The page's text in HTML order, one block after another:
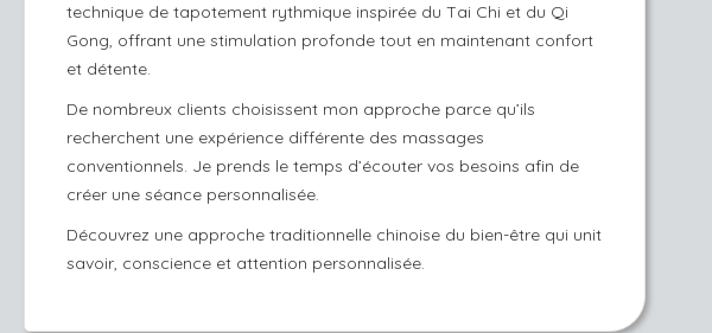
technique de tapotement rythmique inspirée du Tai Chi et du Qi
Gong, offrant une stimulation profonde tout en maintenant confort
et détente.
De nombreux clients choisissent mon approche parce qu’ils
recherchent une expérience différente des massages
conventionnels. Je prends le temps d’écouter vos besoins afin de
créer une séance personnalisée.
Découvrez une approche traditionnelle chinoise du bien-être qui unit
savoir, conscience et attention personnalisée.